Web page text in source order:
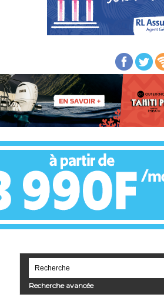
Recherche avancée